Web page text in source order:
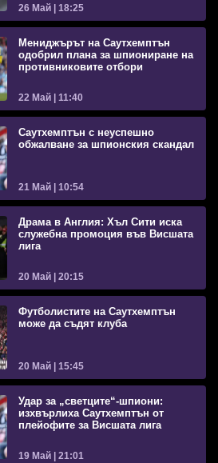
26 Май | 18:25
Мениджърът на Саутхемптън
одобрил плана за шпиониране на
противниковите отбори
22 Май | 11:40
Саутхемптън с неуспешно
обжалване за шпионския скандал
21 Май | 10:54
Драма в Англия: Хъл Сити иска
служебна промоция във Висшата
лига
20 Май | 20:15
Футболистите на Саутхемптън
може да съдят клуба
20 Май | 15:45
Удар за „светците“-шпиони:
изхвърлиха Саутхемптън от
плейофите за Висшата лига
19 Май | 21:01